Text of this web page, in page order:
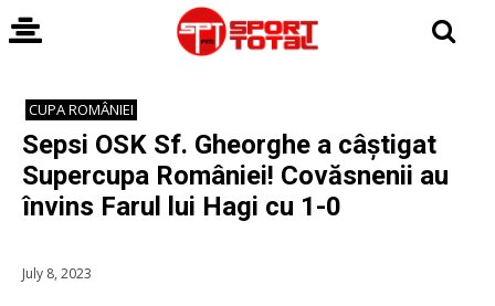
CUPA ROMÂNIEI
Sepsi OSK Sf. Gheorghe a câștigat
Supercupa României! Covăsnenii au
învins Farul lui Hagi cu 1-0
July 8, 2023